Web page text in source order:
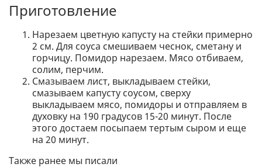
Приготовление
Нарезаем цветную капусту на стейки примерно
2 см. Для соуса смешиваем чеснок, сметану и
горчицу. Помидор нарезаем. Мясо отбиваем,
солим, перчим.
Смазываем лист, выкладываем стейки,
смазываем капусту соусом, сверху
выкладываем мясо, помидоры и отправляем в
духовку на 190 градусов 15-20 минут. После
этого достаем посыпаем тертым сыром и еще
на 20 минут.
Также ранее мы писали